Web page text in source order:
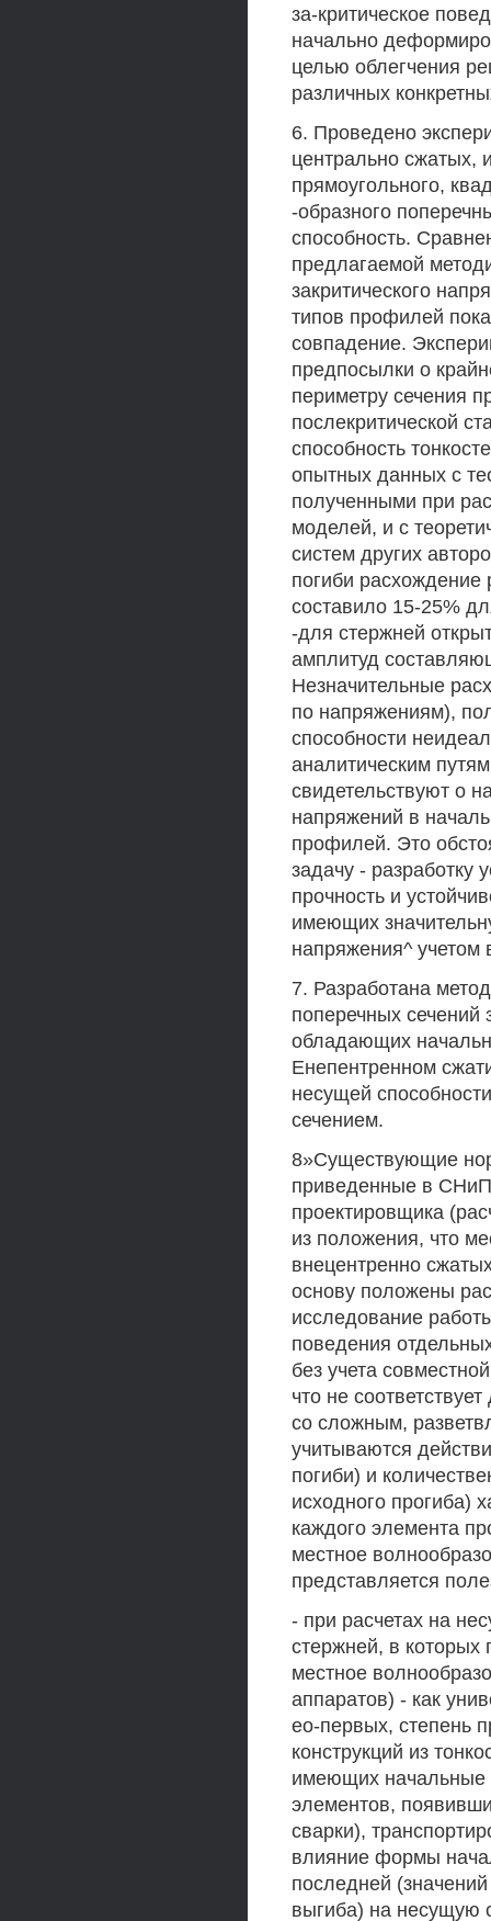
за-критическое
начально
целью облегчения
различных
6. Проведено
центрально сжатых,
прямоугольного,
-образного
способность.
предлагаемой
закритического
типов профилей
совпадение.
предпосылки о
периметру сечения
послекритической
способность
опытных данных с
полученными при
моделей, и с
систем других
погиби расхождение
составило 15-25%
-для стержней
амплитуд
Незначительные
по напряжениям),
способности
аналитическим
свидетельствуют о
напряжений в
профилей. Это
задачу - разработку
прочность и
имеющих
напряжения^ учетом
7. Разработана
поперечных сечений
обладающих
Енепентренном
несущей
сечением.
8»Существующие
приведенные в
проектировщика
из положения, что
внецентренно
основу положены
исследование
поведения
без учета
что не
со сложным,
учитываются
погиби) и
исходного прогиба)
каждого элемента
местное
представляется
- при расчетах на
стержней, в которых
местное
аппаратов) - как
ео-первых, степень
конструкций из
имеющих начальные
элементов,
сварки),
влияние формы
последней
выгиба) на несущую